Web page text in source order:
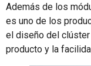
Además de los
es uno de los
el diseño del
producto y la